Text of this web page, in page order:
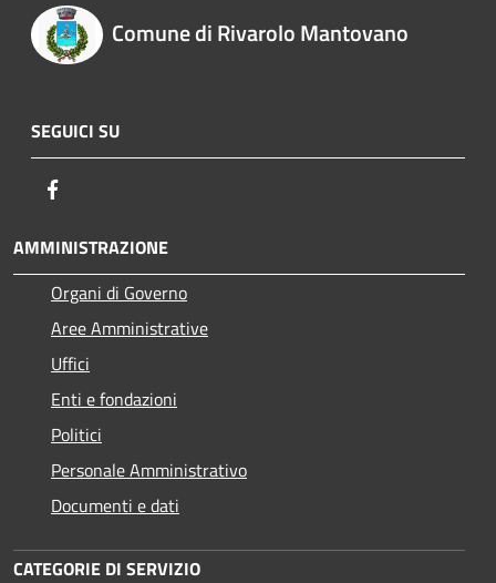
Comune di Rivarolo Mantovano
SEGUICI SU
AMMINISTRAZIONE
Organi di Governo
Aree Amministrative
Uffici
Enti e fondazioni
Politici
Personale Amministrativo
Documenti e dati
CATEGORIE DI SERVIZIO